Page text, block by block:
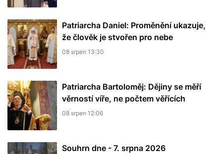
Patriarcha Daniel: Proměnění ukazuje,
že člověk je stvořen pro nebe
08 srpen 13:30
Patriarcha Bartoloměj: Dějiny se měří
věrností víře, ne počtem věřících
08 srpen 12:06
Souhrn dne - 7. srpna 2026